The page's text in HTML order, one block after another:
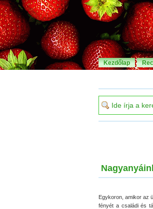
Kezdőlap
Egykoron, amikor az
fényét a családi és